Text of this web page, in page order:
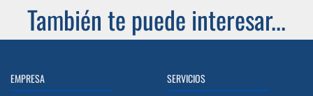
También te puede interesar...
EMPRESA
SERVICIOS